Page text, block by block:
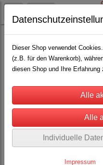
Rinderhaltung Nasenringe,
Dieser Shop verwendet
(z.B. für den Warenkorb),
diesen Shop und Ihre Erfahrung
Individuelle
Impressum